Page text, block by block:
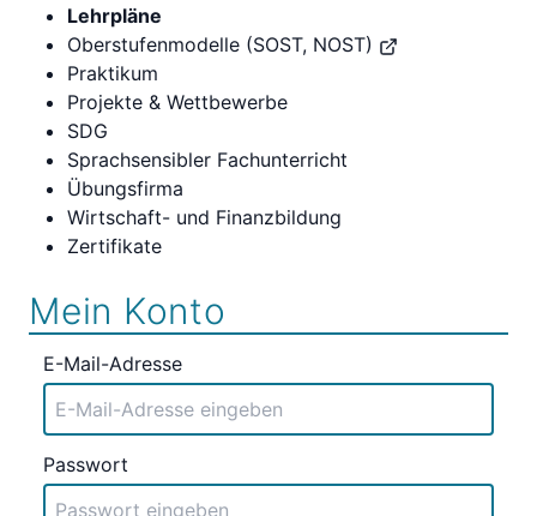
Lehrpläne
Oberstufenmodelle (SOST, NOST)
Praktikum
Projekte & Wettbewerbe
SDG
Sprachsensibler Fachunterricht
Übungsfirma
Wirtschaft- und Finanzbildung
Zertifikate
Mein Konto
E-Mail-Adresse
Passwort